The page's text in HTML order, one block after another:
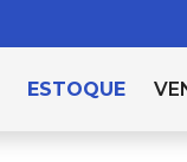
ESTOQUE